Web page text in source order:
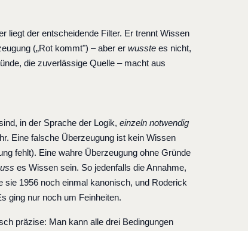
liegt der entscheidende Filter. Er trennt Wissen
(„Rot kommt") – aber er wusste es nicht,
die zuverlässige Quelle – macht aus
in der Sprache der Logik, einzeln notwendig
Eine falsche Überzeugung ist kein Wissen
fehlt). Eine wahre Überzeugung ohne Gründe
es Wissen sein. So jedenfalls die Annahme,
1956 noch einmal kanonisch, und Roderick
ging nur noch um Feinheiten.
präzise: Man kann alle drei Bedingungen